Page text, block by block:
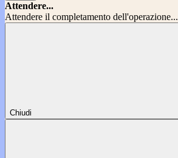
Attendere...
Attendere il completamento dell'operazione...
Chiudi